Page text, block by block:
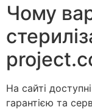
Чому
На сайті
гарантією та